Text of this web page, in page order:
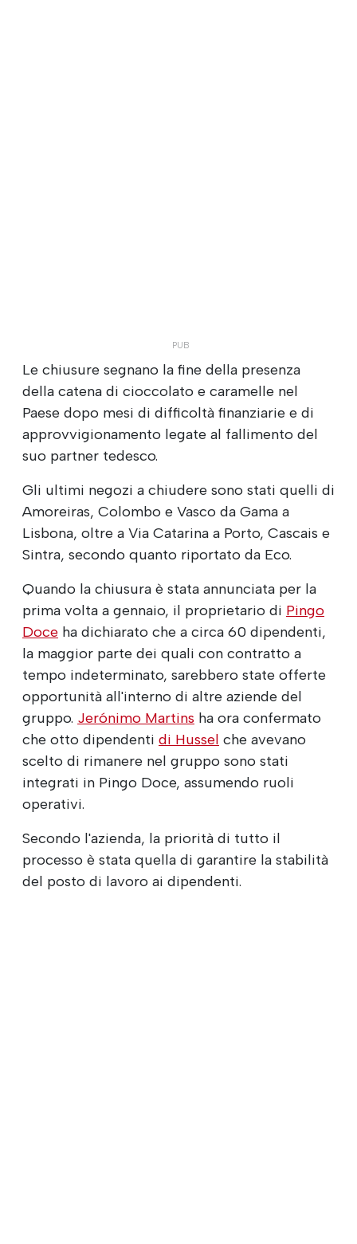
Le chiusure segnano la fine della presenza
della catena di cioccolato e caramelle nel
Paese dopo mesi di difficoltà finanziarie e di
approvvigionamento legate al fallimento del
suo partner tedesco.
Gli ultimi negozi a chiudere sono stati quelli di
Amoreiras, Colombo e Vasco da Gama a
Lisbona, oltre a Via Catarina a Porto, Cascais e
Sintra, secondo quanto riportato da Eco.
Quando la chiusura è stata annunciata per la
prima volta a gennaio, il proprietario di Pingo
Doce ha dichiarato che a circa 60 dipendenti,
la maggior parte dei quali con contratto a
tempo indeterminato, sarebbero state offerte
opportunità all'interno di altre aziende del
gruppo. Jerónimo Martins ha ora confermato
che otto dipendenti di Hussel che avevano
scelto di rimanere nel gruppo sono stati
integrati in Pingo Doce, assumendo ruoli
operativi.
Secondo l'azienda, la priorità di tutto il
processo è stata quella di garantire la stabilità
del posto di lavoro ai dipendenti.